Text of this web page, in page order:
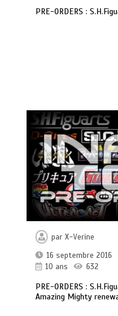
PRE-ORDERS :
parX-Verine
16 septembre 2016
10 ans
632
PRE-ORDERS :
Amazing Mighty